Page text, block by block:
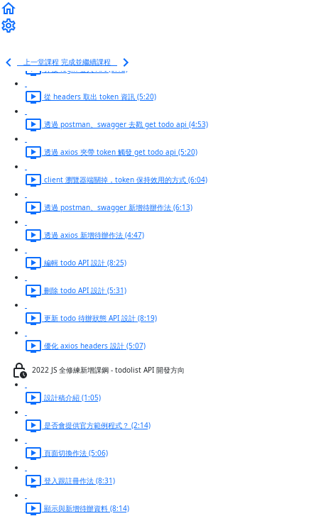
上一堂課程 完成並繼續課程
介接 login 登入 API (8:12)
從 headers 取出 token 資訊 (5:20)
透過 postman、swagger 去戳 get todo api (4:53)
透過 axios 夾帶 token 觸發 get todo api (5:20)
client 瀏覽器端關掉，token 保持效用的方式 (6:04)
透過 postman、swagger 新增待辦作法 (6:13)
透過 axios 新增待辦作法 (4:47)
編輯 todo API 設計 (8:25)
刪除 todo API 設計 (5:31)
更新 todo 待辦狀態 API 設計 (8:19)
優化 axios headers 設計 (5:07)
2022 JS 全修練新增課鋼 - todolist API 開發方向
設計稿介紹 (1:05)
是否會提供官方範例程式？ (2:14)
頁面切換作法 (5:06)
登入跟註冊作法 (8:31)
顯示與新增待辦資料 (8:14)